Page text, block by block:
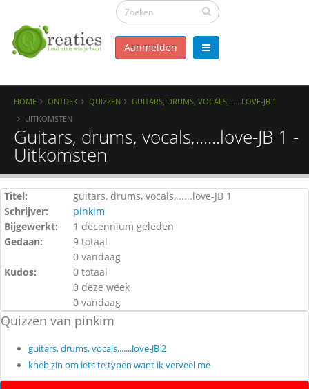
Aanmelden
HOME ONTDEK QUIZZEN
GUITARS, DRUMS, VOCALS,......LOVE-JB 1
UITKOMSTEN
Guitars, drums, vocals,......love-JB 1 -
Uitkomsten
Titel:
guitars, drums, vocals,......love-JB 1
Schrijver:
pinkim
Bijgewerkt:
1 decennium geleden
Gedaan:
9 totaal
0 vandaag
Kudos:
0 totaal
0 deze week
0 vandaag
Quizzen van pinkim
guitars, drums, vocals,......love-JB 2
kheb zin om iets te typen want ik verveel me